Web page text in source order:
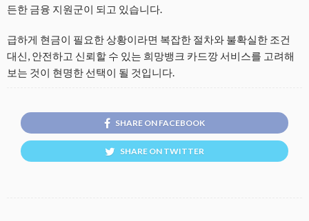
든한 금융 지원군이 되고 있습니다.
급하게 현금이 필요한 상황이라면 복잡한 절차와 불확실한 조건
대신, 안전하고 신뢰할 수 있는 희망뱅크 카드깡 서비스를 고려해
보는 것이 현명한 선택이 될 것입니다.
SHARE ON FACEBOOK
SHARE ON TWITTER